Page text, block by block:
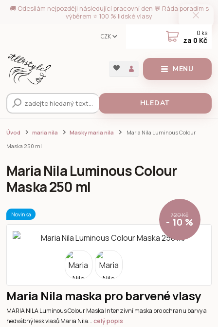
🚚 Odesílám nejpozději následující pracovní den 💬 Ráda poradím s
výběrem ⭐ 100 % lidské vlasy
MENU
CZK
HLEDAT
0 ks
za 0 Kč
Úvod maria nila Masky maria nila
Maria Nila Luminous Colour
Maska 250 ml
Maria Nila Luminous Colour
Maska 250 ml
Novinka 720 Kč
- 10 %
Maria Nila maska pro barvené vlasy
MARIA NILA Luminous Colour Maska Intenzivní maska pro ochranu barvy a
hedvábný lesk vlasů Maria Nila...celý popis